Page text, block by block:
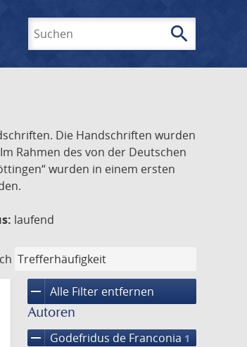
search
Die Handschriften wurden
Rahmen des von der Deutschen
wurden in einem ersten
laufend
remove Alle Filter entfernen
Autoren
remove Godefridus de Franconia 1